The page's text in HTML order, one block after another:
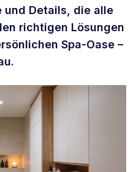
und Details, die alle
richtigen Lösungen
Spa-Oase –